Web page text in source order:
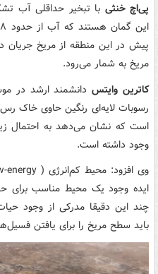
پی‌اچ خنثی با تبخیر حداقلی آب
پیش در این منطقه از مریخ جریان
مریخ به شمار می‌رود.
کاترین وایتسدانشمند ارشد در
است که نشان می‌دهد به احتمال
وجود داشته است.
ایده وجود یک محیط مناسب برای
چند این دقیقا مدرکی از وجود
باید سطح مریخ را برای یافتن